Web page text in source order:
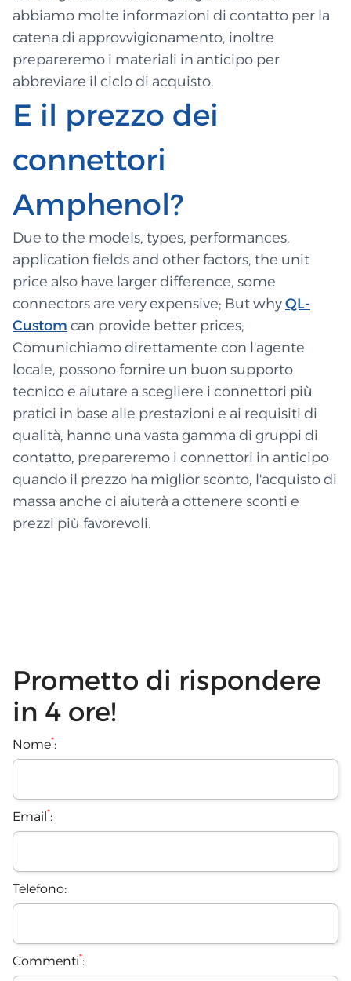
abbiamo molte informazioni di contatto per la
catena di approvvigionamento, inoltre
prepareremo i materiali in anticipo per
abbreviare il ciclo di acquisto.
E il prezzo dei
connettori
Amphenol?
Due to the models, types, performances,
application fields and other factors, the unit
price also have larger difference, some
connectors are very expensive; But whyQL-
Custom can provide better prices,
Comunichiamo direttamente con l'agente
locale, possono fornire un buon supporto
tecnico e aiutare a scegliere i connettori più
pratici in base alle prestazioni e ai requisiti di
qualità, hanno una vasta gamma di gruppi di
contatto, prepareremo i connettori in anticipo
quando il prezzo ha miglior sconto, l'acquisto di
massa anche ci aiuterà a ottenere sconti e
prezzi più favorevoli.
Prometto di rispondere
in 4 ore!
Nome*:
Email *:
Telefono:
Commenti*: